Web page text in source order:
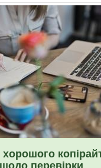
хорошого